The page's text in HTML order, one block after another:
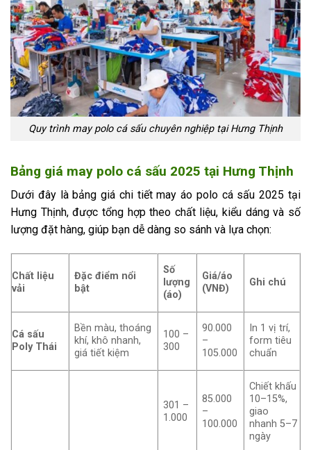
Quy trình may polo cá sấu chuyên nghiệp tại Hưng Thịnh
Bảng giá may polo cá sấu 2025 tại Hưng Thịnh
Dưới đây là bảng giá chi tiết may áo polo cá sấu 2025 tại
Hưng Thịnh, được tổng hợp theo chất liệu, kiểu dáng và số
lượng đặt hàng, giúp bạn dễ dàng so sánh và lựa chọn:
Chất liệu
vải
Đặc điểm nổi
bật
Số
lượng
(áo)
Giá/áo
(VNĐ)
Ghi chú
Cá sấu
Poly Thái
Bền màu, thoáng
khí, khô nhanh,
giá tiết kiệm
100 –
300
90.000
–
105.000
In 1 vị trí,
form tiêu
chuẩn
301 –
1.000
85.000
–
100.000
Chiết khấu
10–15%,
giao
nhanh 5–7
ngày